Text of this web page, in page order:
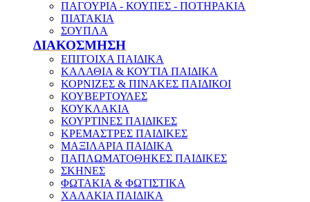
ΠΑΓΟΥΡΙΑ - ΚΟΥΠΕΣ - ΠΟΤΗΡΑΚΙΑ
ΠΙΑΤΑΚΙΑ
ΣΟΥΠΛΑ
ΔΙΑΚΟΣΜΗΣΗ
ΕΠΙΤΟΙΧΑ ΠΑΙΔΙΚΑ
ΚΑΛΑΘΙΑ & ΚΟΥΤΙΑ ΠΑΙΔΙΚΑ
ΚΟΡΝΙΖΕΣ & ΠΙΝΑΚΕΣ ΠΑΙΔΙΚΟΙ
ΚΟΥΒΕΡΤΟΥΛΕΣ
ΚΟΥΚΛΑΚΙΑ
ΚΟΥΡΤΙΝΕΣ ΠΑΙΔΙΚΕΣ
ΚΡΕΜΑΣΤΡΕΣ ΠΑΙΔΙΚΕΣ
ΜΑΞΙΛΑΡΙΑ ΠΑΙΔΙΚΑ
ΠΑΠΛΩΜΑΤΟΘΗΚΕΣ ΠΑΙΔΙΚΕΣ
ΣΚΗΝΕΣ
ΦΩΤΑΚΙΑ & ΦΩΤΙΣΤΙΚΑ
ΧΑΛΑΚΙΑ ΠΑΙΔΙΚΑ